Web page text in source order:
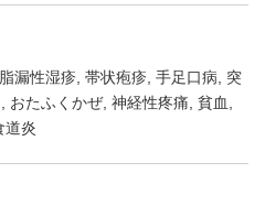
脂漏性湿疹 帯状疱疹 手足口病
突
おたふくかぜ 神経性疼痛 貧血
道炎